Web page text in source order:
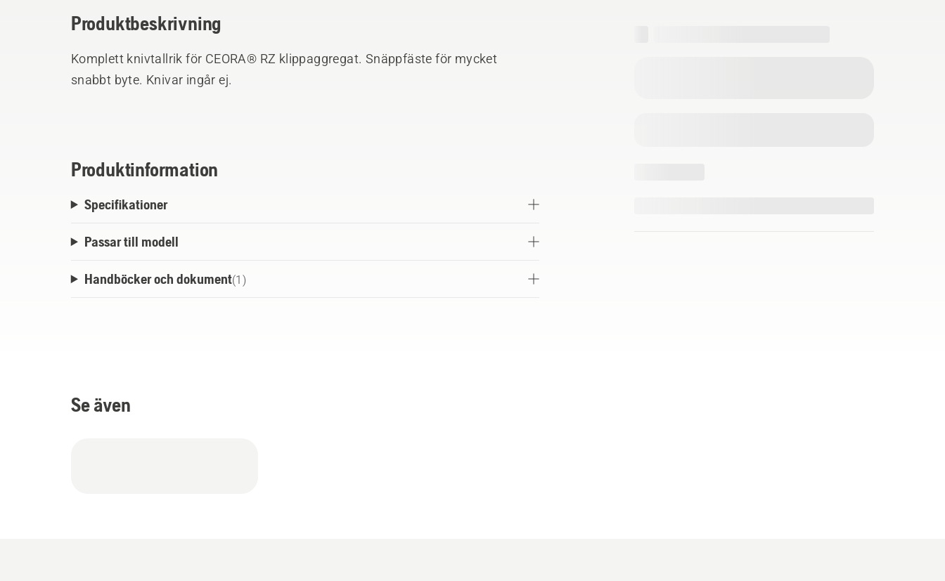
Produktbeskrivning
Komplett knivtallrik för CEORA® RZ klippaggregat. Snäppfäste för mycket
snabbt byte. Knivar ingår ej.
Produktinformation
Specifikationer
Passar till modell
Handböcker och dokument(1 )
Se även